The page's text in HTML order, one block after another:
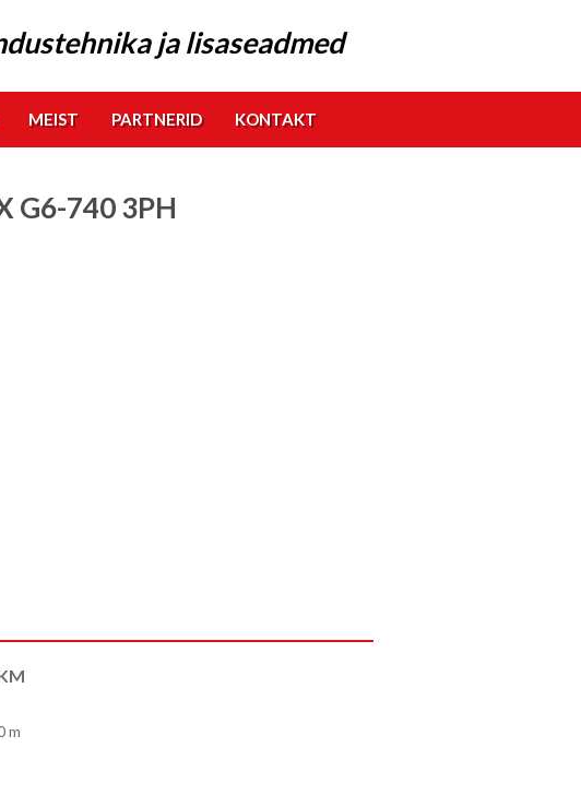
ja lisaseadmed
MEIST PARTNERID KONTAKT
G6-740 3PH
m